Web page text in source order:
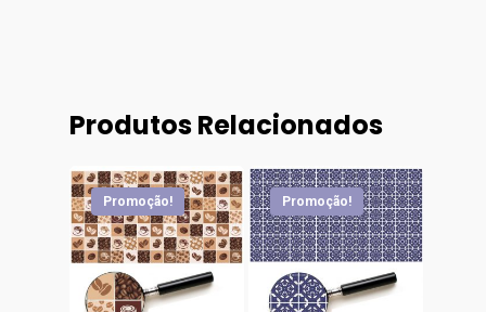
Produtos Relacionados
Promoção! Promoção!